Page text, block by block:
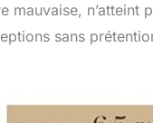
mauvaise, n’atteint
sans